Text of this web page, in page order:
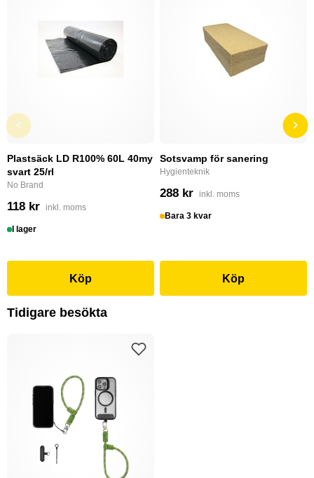
Plastsäck LD R100% 60L 40my
svart 25/rl
No Brand
118 kr inkl. moms
I lager
Köp
Sotsvamp för sanering
Hygienteknik
288 kr inkl. moms
Bara 3 kvar
Köp
Tidigare besökta